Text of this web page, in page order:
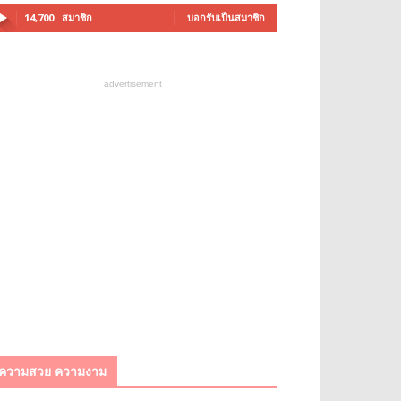
14,700 สมาชิก บอกรับเป็นสมาชิก
advertisement
วามสวย ความงาม